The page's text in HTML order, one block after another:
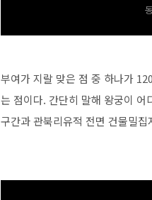
부여가 지랄 맞은 점 중 하나가
는 점이다. 간단히 말해 왕궁이
구간과 관북리유적 전면 건물밀